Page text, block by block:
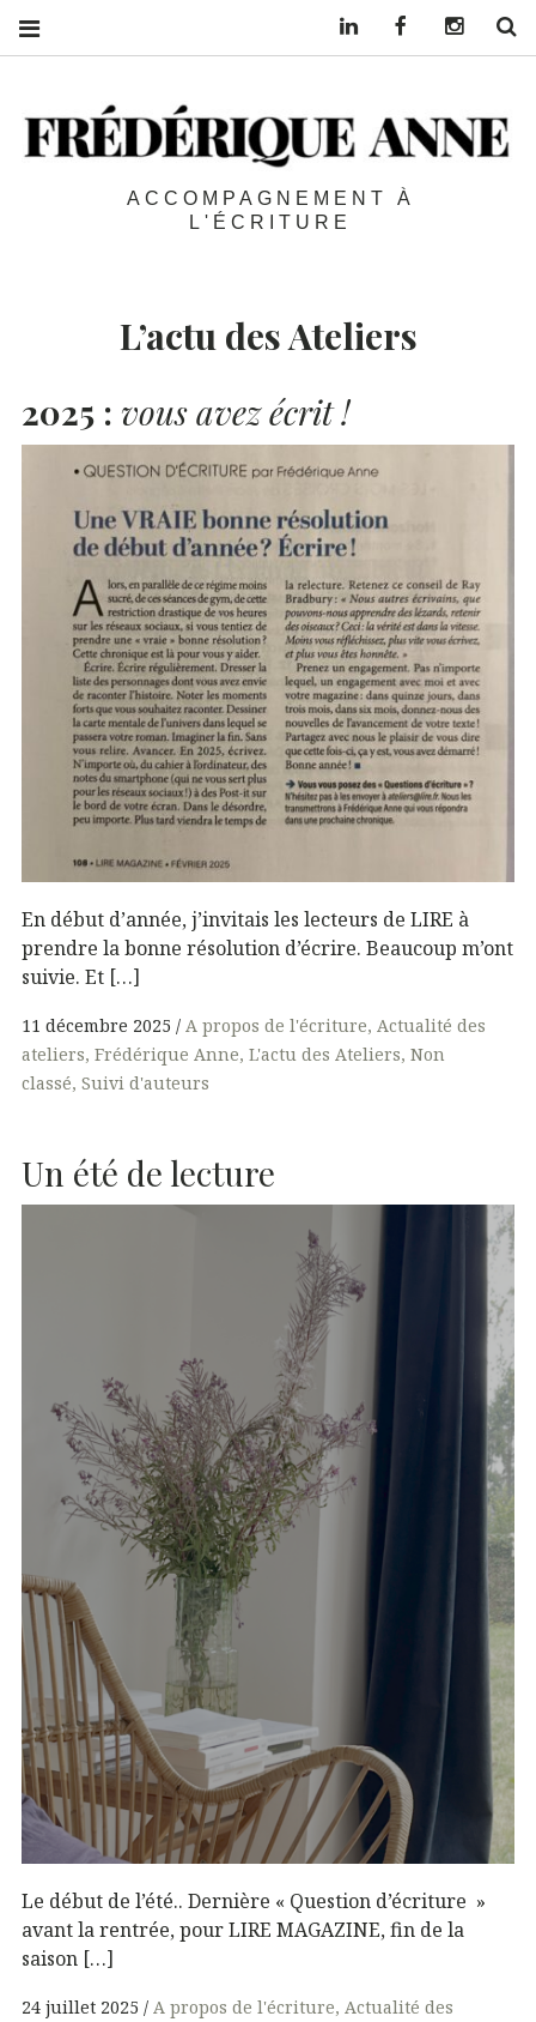
ACCOMPAGNEMENT À
L'ÉCRITURE
L’actu des Ateliers
2025 : vous avez écrit !
En début d’année, j’invitais les lecteurs de LIRE à
prendre la bonne résolution d’écrire. Beaucoup m’ont
suivie. Et […]
11 décembre 2025 A propos de l'écriture Actualité des
ateliers Frédérique Anne L'actu des Ateliers Non
classé Suivi d'auteurs
Un été de lecture
Le début de l’été.. Dernière « Question d’écriture »
avant la rentrée, pour LIRE MAGAZINE, fin de la
saison […]
24 juillet 2025 A propos de l'écriture Actualité des
Linkedin Facebook